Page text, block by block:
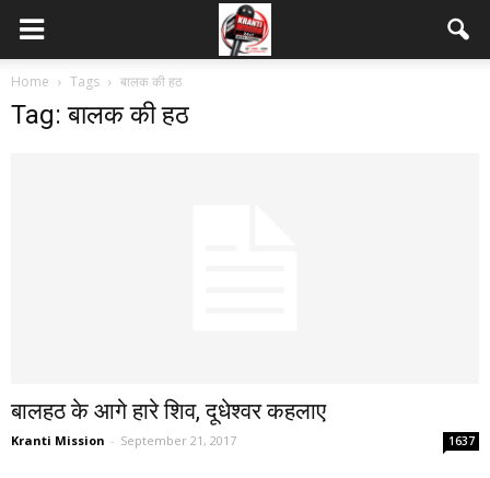
Home Tags बालक की हठ
Tag: बालक की हठ
बालहठ के आगे हारे शिव, दूधेश्वर कहलाए
Kranti Mission - September 21, 2017 1637